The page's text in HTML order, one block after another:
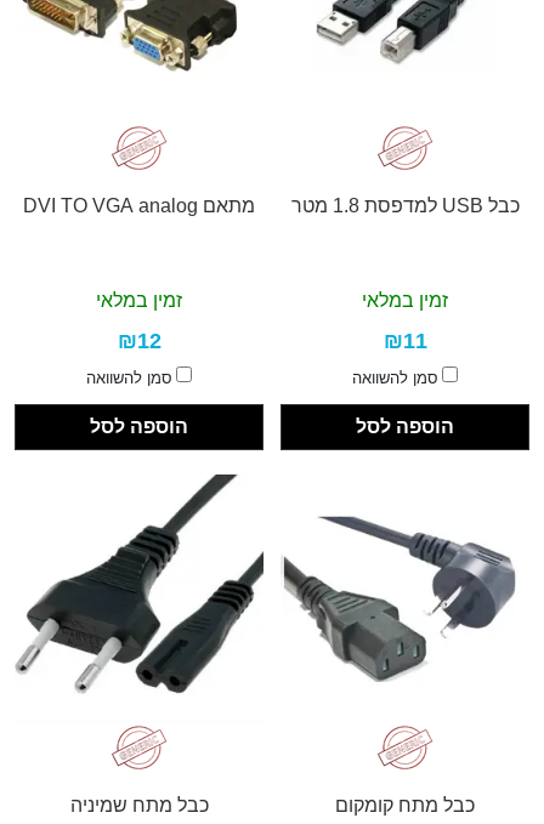
כבל USB למדפסת 1.8 מטר
זמין במלאי
₪11
סמן להשוואה
הוספה לסל
מתאם DVI TO VGA analog
זמין במלאי
₪12
סמן להשוואה
הוספה לסל
כבל מתח קומקום כבל מתח שמיניה